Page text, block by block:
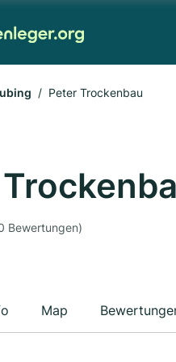
Peter Trockenbau
Bewertungen)
Map